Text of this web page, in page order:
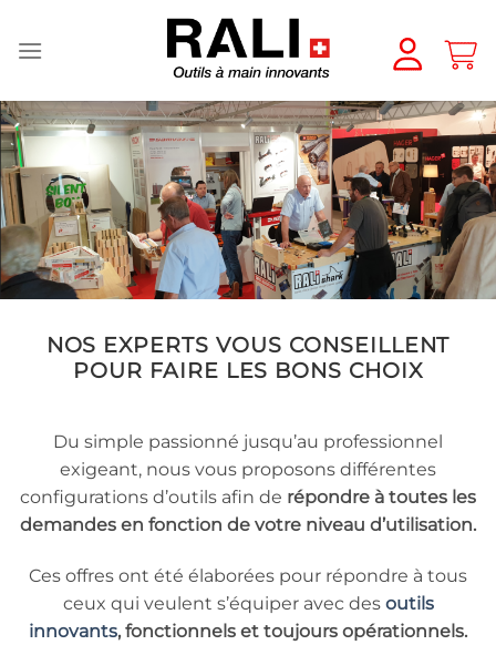
au
NOS EXPERTS VOUS CONSEILLENT
POUR FAIRE LES BONS CHOIX
Du simple passionné jusqu’au professionnel
exigeant, nous vous proposons différentes
configurations d’outils afin de répondre à toutes les
demandes en fonction de votre niveau d’utilisation.
Ces offres ont été élaborées pour répondre à tous
ceux qui veulent s’équiper avec des outils
innovants, fonctionnels et toujours opérationnels.